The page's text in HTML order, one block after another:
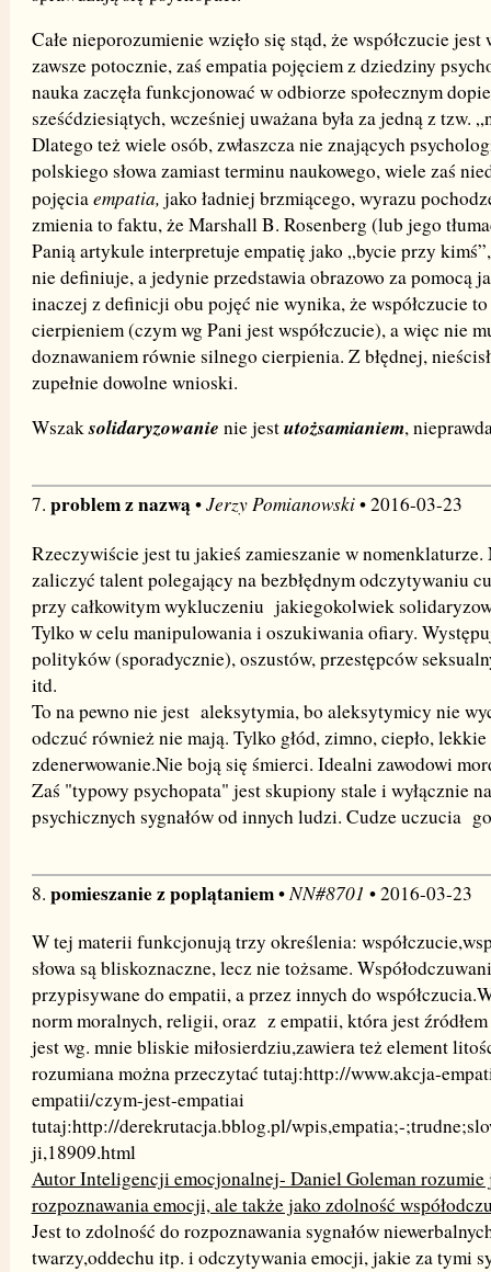
Całe nieporozumienie wzięło się stąd, że współczucie
zawsze potocznie, zaś empatia pojęciem z dziedziny
nauka zaczęła funkcjonować w odbiorze społecznym
sześćdziesiątych, wcześniej uważana była za jedną z tzw.
Dlatego też wiele osób, zwłaszcza nie znających
polskiego słowa zamiast terminu naukowego, wiele zaś
pojęciaempatia, jako ładniej brzmiącego, wyrazu
zmienia to faktu, że Marshall B. Rosenberg (lub jego
Panią artykule interpretuje empatię jako „bycie przy
nie definiuje, a jedynie przedstawia obrazowo za pomocą
inaczej z definicji obu pojęć nie wynika, że współczucie
cierpieniem (czym wg Pani jest współczucie), a więc nie
doznawaniem równie silnego cierpienia. Z błędnej,
zupełnie dowolne wnioski.
Wszaksolidaryzowanie nie jestutożsamianiem,
7. problem z nazwą•Jerzy Pomianowski• 2016-03-23
Rzeczywiście jest tu jakieś zamieszanie w nomenklaturze.
zaliczyć talent polegający na bezbłędnym odczytywaniu
przy całkowitym wykluczeniu jakiegokolwiek
Tylko w celu manipulowania i oszukiwania ofiary.
polityków (sporadycznie), oszustów, przestępców
itd.
To na pewno nie jest aleksytymia, bo aleksytymicy nie
odczuć również nie mają. Tylko głód, zimno, ciepło,
zdenerwowanie.Nie boją się śmierci. Idealni zawodowi
Zaś "typowy psychopata" jest skupiony stale i wyłącznie
psychicznych sygnałów od innych ludzi. Cudze uczucia
8. pomieszanie z poplątaniem•NN#8701 • 2016-03-23
W tej materii funkcjonują trzy określenia:
słowa są bliskoznaczne, lecz nie tożsame.
przypisywane do empatii, a przez innych do
norm moralnych, religii, oraz z empatii, która jest
jest wg. mnie bliskie miłosierdziu,zawiera też element
rozumiana można przeczytać tutaj:http://www.akcja-
empatii/czym-jest-empatiai
tutaj:http://derekrutacja.bblog.pl/wpis,empatia;-
ji,18909.html
Autor Inteligencji emocjonalnej- Daniel Goleman rozumie
rozpoznawania emocji, ale także jako zdolność
Jest to zdolność do rozpoznawania sygnałów
twarzy,oddechu itp. i odczytywania emocji, jakie za tymi